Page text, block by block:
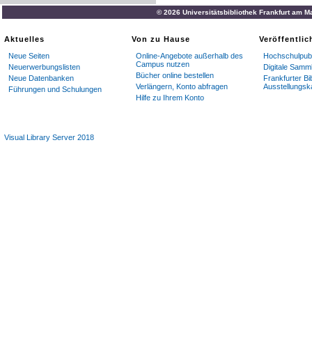
© 2026 Universitätsbibliothek Frankfurt am
Aktuelles
Neue Seiten
Neuerwerbungslisten
Neue Datenbanken
Führungen und Schulungen
Von zu Hause
Online-Angebote außerhalb des
Campus nutzen
Bücher online bestellen
Verlängern, Konto abfragen
Hilfe zu Ihrem Konto
Digitale
Frankfurter
Visual Library Server 2018